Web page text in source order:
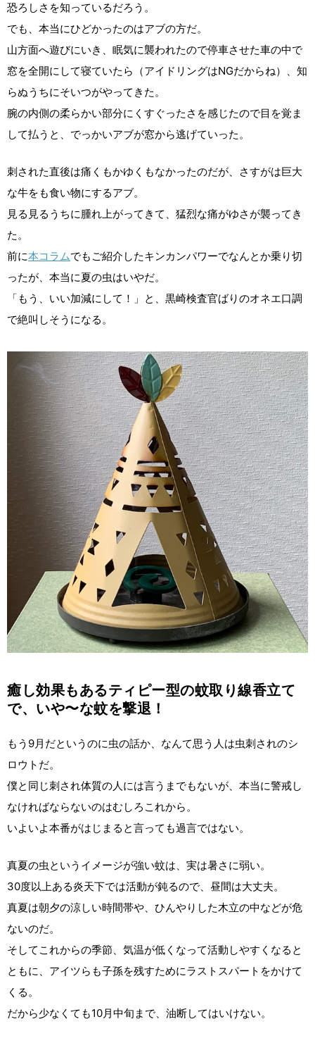
恐ろしさを知っているだろう。
でも、本当にひどかったのはアブの方だ。
山方面へ遊びにいき、眠気に襲われたので停車させた車の中で
窓を全開にして寝ていたら（アイドリングはNGだからね）、知
らぬうちにそいつがやってきた。
腕の内側の柔らかい部分にくすぐったさを感じたので目を覚ま
して払うと、でっかいアブが窓から逃げていった。
刺された直後は痛くもかゆくもなかったのだが、さすがは巨大
な牛をも食い物にするアブ。
見る見るうちに腫れ上がってきて、猛烈な痛がゆさが襲ってき
た。
前に本コラムでもご紹介したキンカンパワーでなんとか乗り切
ったが、本当に夏の虫はいやだ。
「もう、いい加減にして！」と、黒崎検査官ばりのオネエ口調
で絶叫しそうになる。
癒し効果もあるティピー型の蚊取り線香立て
で、いや〜な蚊を撃退！
もう9月だというのに虫の話か、なんて思う人は虫刺されのシ
ロウトだ。
僕と同じ刺され体質の人には言うまでもないが、本当に警戒し
なければならないのはむしろこれから。
いよいよ本番がはじまると言っても過言ではない。
真夏の虫というイメージが強い蚊は、実は暑さに弱い。
30度以上ある炎天下では活動が鈍るので、昼間は大丈夫。
真夏は朝夕の涼しい時間帯や、ひんやりした木立の中などが危
ないのだ。
そしてこれからの季節、気温が低くなって活動しやすくなると
ともに、アイツらも子孫を残すためにラストスパートをかけて
くる。
だから少なくても10月中旬まで、油断してはいけない。